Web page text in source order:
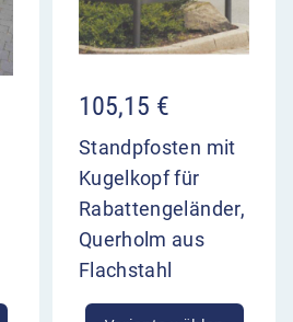
105,15 €
Standpfosten mit
Kugelkopf für
Rabattengeländer,
Querholm aus
Flachstahl